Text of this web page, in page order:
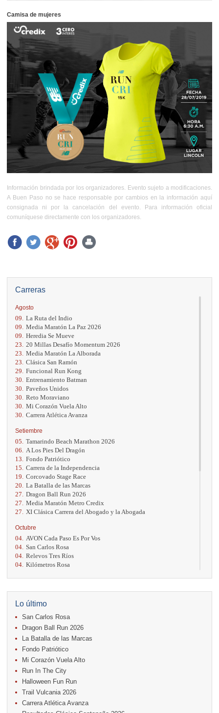
Carreras
Agosto
09. La Ruta del Indio
09. Media Maratón La Paz 2026
09. Heredia Se Mueve
23. 20 Millas Desafío Momentum 2026
23. Media Maratón La Alborada
23. Clásica San Ramón
29. Funcional Run Kong
30. Entrenamiento Batman
30. Paveños Unidos
30. Reto Moraviano
30. Mi Corazón Vuela Alto
30. Carrera Atlética Avanza
Setiembre
05. Tamarindo Beach Marathon 2026
06.
A Los Pies Del Dragón
13. Fondo Patriótico
15. Carrera de la Independencia
19. Corcovado Stage Race
20. La Batalla de las Marcas
27. Dragon Ball Run 2026
27. Media Maratón Metro Credix
27.
XI Clásica Carrera del Abogado y la Abogada
Octubre
04. AVON Cada Paso Es Por Vos
04. San Carlos Rosa
04. Relevos Tres Ríos
04. Kilómetros Rosa
18. Casa Turire Trail Run
18.
Warriors Run Circuit
18. Samsung Jacó Beach Half Marathon 2026
25. KRun by Under Armour
25. Run Alajuela
31.
Halloween Fun Run
Noviembre
08. Lindora Run
15. Entre Pan y Rosas
Diciembre
Trail Vulcania 2026
12. Media Maratón Puntarenas 2026
Lo último
San Carlos Rosa
Dragon Ball Run 2026
La Batalla de las Marcas
Fondo Patriótico
Mi Corazón Vuela Alto
Run In The City
Halloween Fun Run
Trail Vulcania 2026
Carrera Atlética Avanza
Camisa de mujeres
Información brindada por los organizadores. Evento sujeto a modificaciones.
A Buen Paso no se hace responsable por cambios en la información aquí
consignada ni por la cancelación del evento. Para información oficial
comuníquese directamente con los organizadores.